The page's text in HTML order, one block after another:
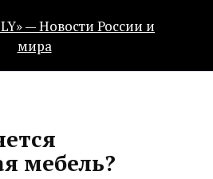
мебель?